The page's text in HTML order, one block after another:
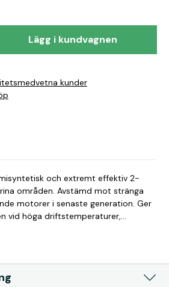
Lägg i kundvagnen
kunder
och extremt effektiv 2-
områden. Avstämd mot stränga
motorer i senaste generation. Ger
vid höga driftstemperaturer,
och testad för Evinrude
1:50 eller 1:100. Lämpar sig även
2-taktsmotorer. För inblandning